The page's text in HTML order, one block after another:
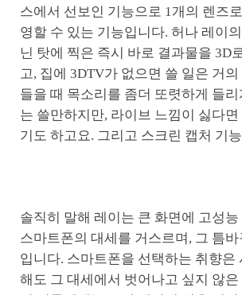
스에서 선보인 기능으로 1개의 렌즈
영할 수 있는 기능입니다. 허나 레이
닌 탓에 찍은 즉시 바로 결과물을 3D
고, 집에 3DTV가 없으면 쓸 일은 거
들을 때 목소리를 좀더 또렷하게 들
는 쓸만하지만, 라이브 느낌이 싫다
기도 하고요. 그리고 스크린 캡처 기
솔직히 말해 레이는 큰 화면에 고성
스마트폰의 대세를 거스르며, 그 틈
입니다. 스마트폰을 선택하는 취향은
해도 그 대세에서 벗어나고 싶지 않